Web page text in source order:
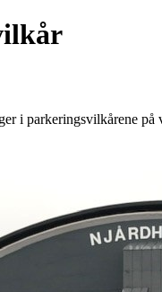
i parkeringsvilkårene